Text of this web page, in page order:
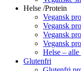
Helse /Protein
Vegansk
Vegansk
Vegansk
Vegansk
Helse –
Glutenfri